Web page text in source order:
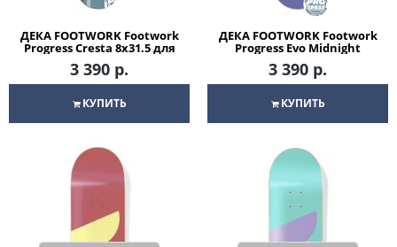
ДЕКА FOOTWORK Footwork
Progress Cresta 8x31.5 для
скейтборда
3 390 р.
КУПИТЬ
ДЕКА FOOTWORK Footwork
Progress Evo Midnight
8x31.5 для скейтборда
3 390 р.
КУПИТЬ